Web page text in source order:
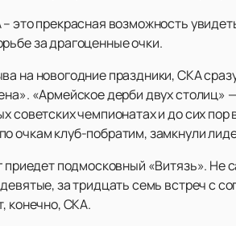
это прекрасная возможность
за драгоценные очки.
на новогодние праздники, СКА
«Армейское дерби двух
советских чемпионатах и до сих
очкам клуб-побратим, замкнули
приедет подмосковный «Витязь».
за тридцать семь встреч с
конечно, СКА.